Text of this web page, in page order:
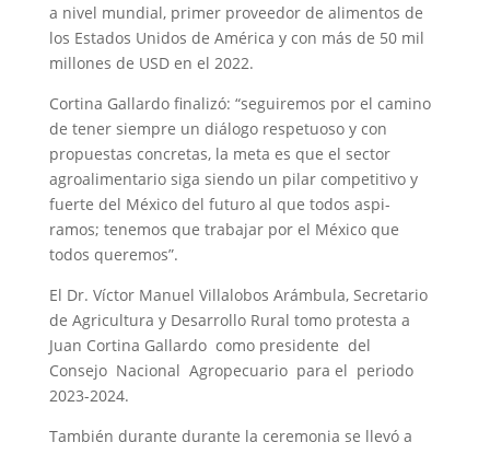
a nivel mundial, primer proveedor de alimentos de
los Estados Unidos de América y con más de 50 mil
millones de USD en el 2022.
Cortina Gallardo finalizó: “seguiremos por el camino
de tener siempre un diálogo respetuoso y con
propuestas concretas, la meta es que el sector
agroalimentario siga siendo un pilar competitivo y
fuerte del México del futuro al que todos aspi-
ramos; tenemos que trabajar por el México que
todos queremos”.
El Dr. Víctor Manuel Villalobos Arámbula, Secretario
de Agricultura y Desarrollo Rural tomo protesta a
Juan Cortina Gallardo como presidente del
Consejo Nacional Agropecuario para el periodo
2023-2024.
También durante durante la ceremonia se llevó a